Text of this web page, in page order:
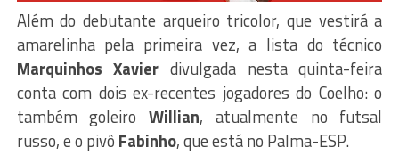
Além do debutante arqueiro tricolor, que vestirá a
amarelinha pela primeira vez, a lista do técnico
Marquinhos Xavier divulgada nesta quinta-feira
conta com dois ex-recentes jogadores do Coelho: o
também goleiroWillian, atualmente no futsal
russo, e o pivô Fabinho, que está no Palma-ESP.